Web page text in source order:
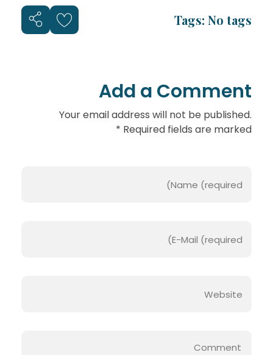
Tags: No tags
Add a Comment
Your email address will not be published.
Required fields are marked *